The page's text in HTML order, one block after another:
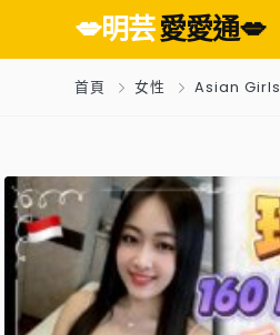
💋明芸愛愛通💋
首頁 女性 Asian Girls